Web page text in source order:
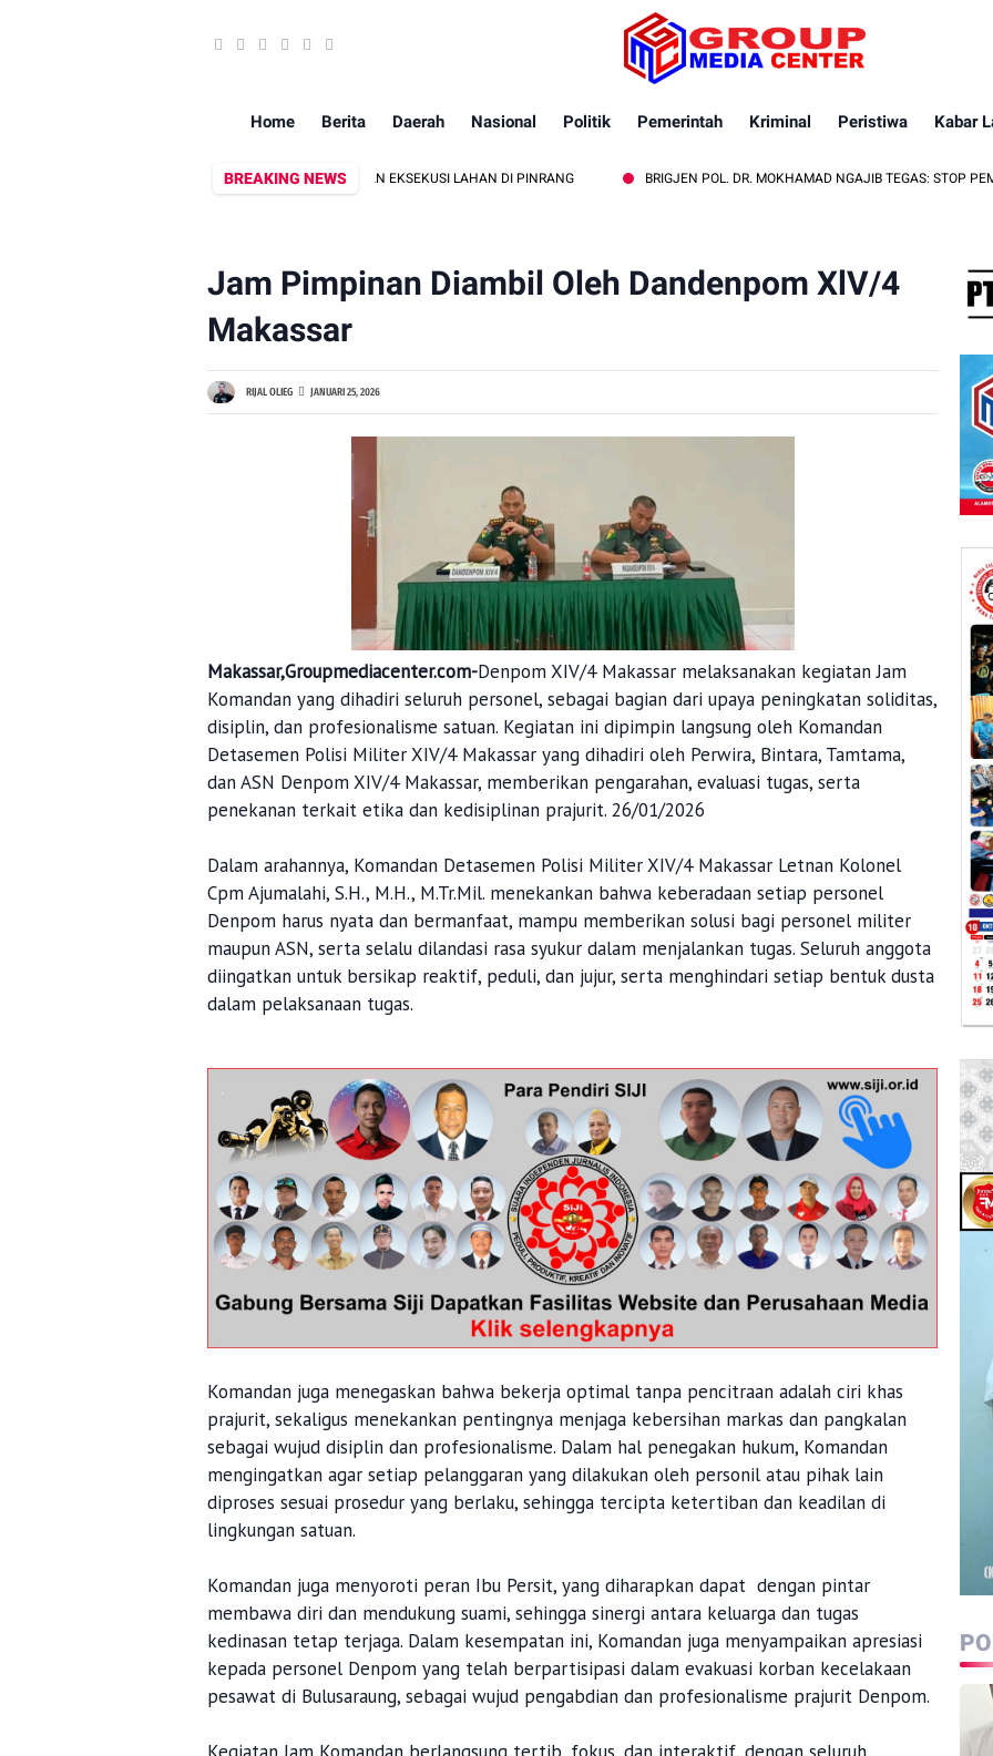
Home Berita Daerah Nasional Politik Pemerintah Kriminal Peristiwa Kabar
BREAKING NEWS
B PELOPOR KAWAL PEMBACAAN KEPUTUSAN EKSEKUSI LAHAN DI PINRANG BRIGJEN POL. DR. MOKHAMAD NGAJIB TEGAS: STOP
Jam Pimpinan Diambil Oleh Dandenpom XlV/4
Makassar
RIJAL OLIEG JANUARI 25, 2026
Makassar,Groupmediacenter.com-Denpom XIV/4 Makassar melaksanakan kegiatan Jam
Komandan yang dihadiri seluruh personel, sebagai bagian dari upaya peningkatan soliditas,
disiplin, dan profesionalisme satuan. Kegiatan ini dipimpin langsung oleh Komandan
Detasemen Polisi Militer XIV/4 Makassar yang dihadiri oleh Perwira, Bintara, Tamtama,
dan ASN Denpom XIV/4 Makassar, memberikan pengarahan, evaluasi tugas, serta
penekanan terkait etika dan kedisiplinan prajurit. 26/01/2026
Dalam arahannya, Komandan Detasemen Polisi Militer XIV/4 Makassar Letnan Kolonel
Cpm Ajumalahi, S.H., M.H., M.Tr.Mil. menekankan bahwa keberadaan setiap personel
Denpom harus nyata dan bermanfaat, mampu memberikan solusi bagi personel militer
maupun ASN, serta selalu dilandasi rasa syukur dalam menjalankan tugas. Seluruh anggota
diingatkan untuk bersikap reaktif, peduli, dan jujur, serta menghindari setiap bentuk dusta
dalam pelaksanaan tugas.
Komandan juga menegaskan bahwa bekerja optimal tanpa pencitraan adalah ciri khas
prajurit, sekaligus menekankan pentingnya menjaga kebersihan markas dan pangkalan
sebagai wujud disiplin dan profesionalisme. Dalam hal penegakan hukum, Komandan
mengingatkan agar setiap pelanggaran yang dilakukan oleh personil atau pihak lain
diproses sesuai prosedur yang berlaku, sehingga tercipta ketertiban dan keadilan di
lingkungan satuan.
Komandan juga menyoroti peran Ibu Persit, yang diharapkan dapat dengan pintar
membawa diri dan mendukung suami, sehingga sinergi antara keluarga dan tugas
kedinasan tetap terjaga. Dalam kesempatan ini, Komandan juga menyampaikan apresiasi
kepada personel Denpom yang telah berpartisipasi dalam evakuasi korban kecelakaan
pesawat di Bulusaraung, sebagai wujud pengabdian dan profesionalisme prajurit Denpom.